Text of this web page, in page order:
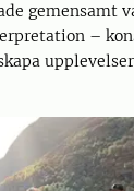
gemensamt
–